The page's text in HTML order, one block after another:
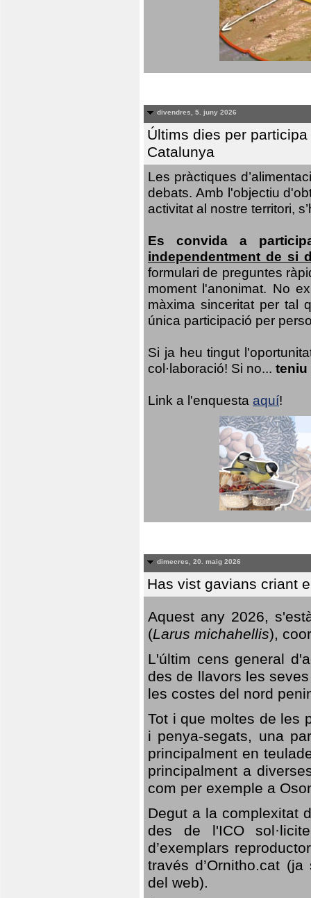
divendres, 5. juny 2026
Últims dies per
Catalunya
Les pràctiques
debats. Amb l'objectiu
activitat al nostre territori,
Es convida a
independentment de si
formulari de preguntes
moment l'anonimat. No
màxima sinceritat per tal
única participació per
Si ja heu tingut
col·laboració! Si no... teniu
Link a l'enquesta aquí!
dimecres, 20. maig 2026
Has vist gavians criant
Aquest any 2026,
(Larus michahellis),
L'últim cens general
des de llavors les
les costes del nord
Tot i que moltes de les
i penya-segats, una
principalment en
principalment a
com per exemple a
Degut a la complexitat
des de l'ICO
d’exemplars
través d’Ornitho.cat
del web).